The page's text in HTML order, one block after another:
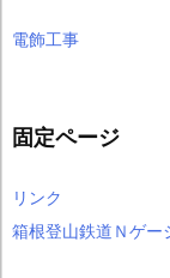
電飾工事
固定ページ
リンク
箱根登山鉄道Ｎゲー